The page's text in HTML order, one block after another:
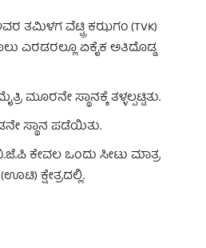
ವೆಟ್ಟ್ರಿ ಕಝಗಂ (TVK)
ಎರಡರಲ್ಲೂ ಏಕೈಕ ಅತಿದೊಡ್ಡ
ಮೂರನೇ ಸ್ಥಾನಕ್ಕೆ ತಳ್ಳಲ್ಪಟ್ಟಿತು.
ಸ್ಥಾನ ಪಡೆಯಿತು.
ಬಿ.ಜೆ.ಪಿ ಕೇವಲ ಒಂದು ಸೀಟು ಮಾತ್ರ
ಕ್ಷೇತ್ರದಲ್ಲಿ.